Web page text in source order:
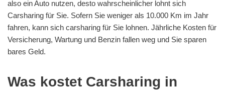
also ein Auto nutzen, desto wahrscheinlicher lohnt sich
Carsharing für Sie. Sofern Sie weniger als 10.000 Km im Jahr
fahren, kann sich carsharing für Sie lohnen. Jährliche Kosten für
Versicherung, Wartung und Benzin fallen weg und Sie sparen
bares Geld.
Was kostet Carsharing in